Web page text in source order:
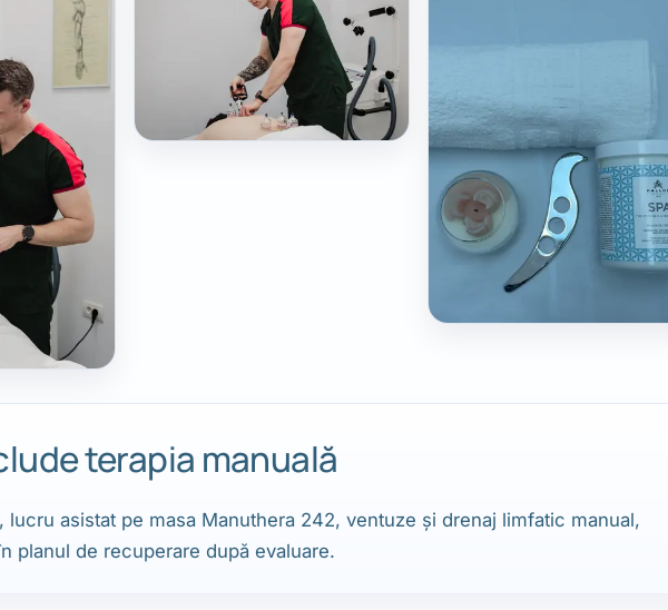
terapia manuală
asistat pe masa Manuthera 242, ventuze și drenaj limfatic manual,
planul de recuperare după evaluare.